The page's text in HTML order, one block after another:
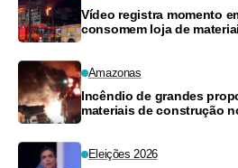
Vídeo registra momento
consomem loja de
Amazonas
Incêndio de grandes
materiais de construção
Eleições 2026